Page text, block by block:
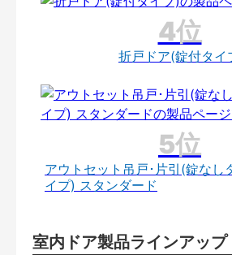
折戸ドア(錠付タイ
アウトセット吊戸･片引(錠なし
イプ) スタンダード
室内ドア製品ラインアップ